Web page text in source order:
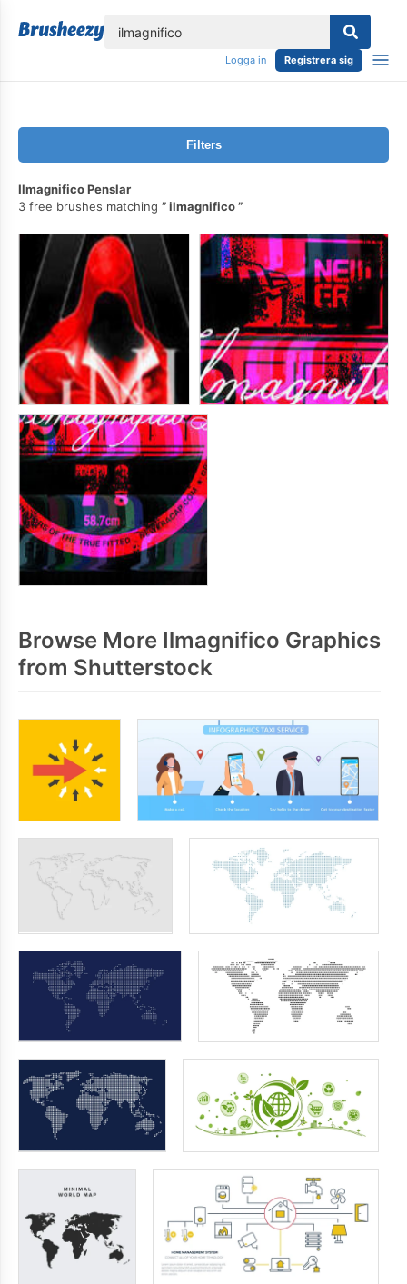
Logga in Registrera sig
Filters
Ilmagnifico Penslar
3 free brushes matching
ilmagnifico
Browse More Ilmagnifico Graphics
from Shutterstock